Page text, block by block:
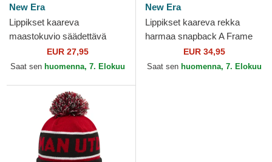
New Era
Lippikset kaareva
maastokuvio säädettävä
nauha 9FORTY League
Essential New York Yankees
EUR 27,95
Saat sen huomenna, 7. Elokuu
New Era
Lippikset kaareva rekka
harmaa snapback A Frame
Sport New York Yankees
MLB New Era
EUR 34,95
Saat sen huomenna, 7. Elokuu